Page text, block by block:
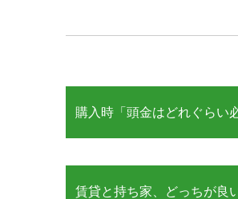
購入時「頭金はどれぐらい
賃貸と持ち家、どっちが良